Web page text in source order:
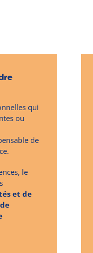
qui
ou
de
le
et de